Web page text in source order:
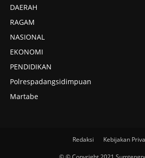
DAERAH
RAGAM
NASIONAL
EKONOMI
PENDIDIKAN
Polrespadangsidimpuan
Martabe
Redaksi Kebijakan